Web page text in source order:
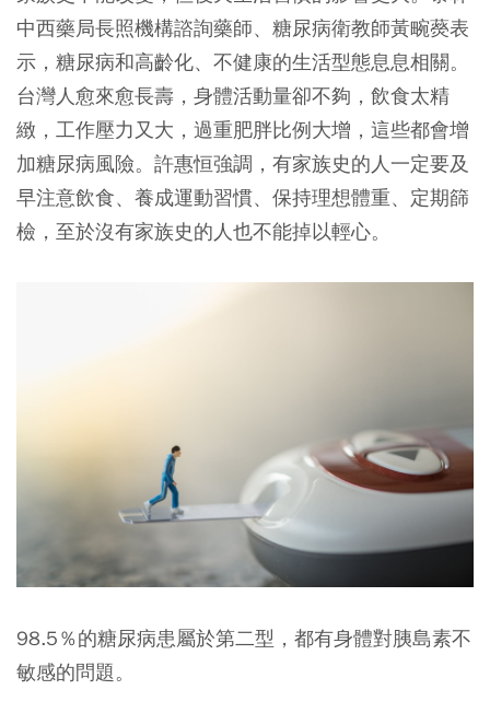
中西藥局長照機構諮詢藥師、糖尿病衛教師黃畹藀表
示，糖尿病和高齡化、不健康的生活型態息息相關。
台灣人愈來愈長壽，身體活動量卻不夠，飲食太精
緻，工作壓力又大，過重肥胖比例大增，這些都會增
加糖尿病風險。許惠恒強調，有家族史的人一定要及
早注意飲食、養成運動習慣、保持理想體重、定期篩
檢，至於沒有家族史的人也不能掉以輕心。
98.5％的糖尿病患屬於第二型，都有身體對胰島素不
敏感的問題。